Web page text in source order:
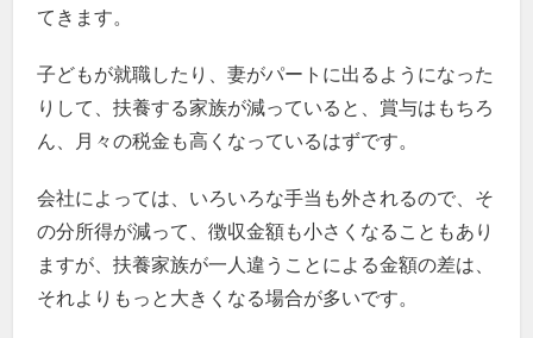
てきます。
子どもが就職したり、妻がパートに出るようになった
りして、扶養する家族が減っていると、賞与はもちろ
ん、月々の税金も高くなっているはずです。
会社によっては、いろいろな手当も外されるので、そ
の分所得が減って、徴収金額も小さくなることもあり
ますが、扶養家族が一人違うことによる金額の差は、
それよりもっと大きくなる場合が多いです。